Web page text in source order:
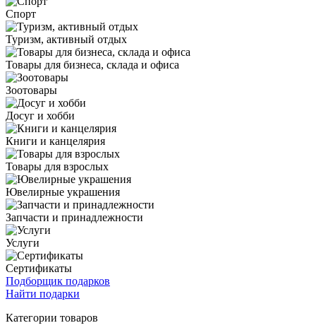
Спорт
Туризм, активный отдых
Товары для бизнеса, склада и офиса
Зоотовары
Досуг и хобби
Книги и канцелярия
Товары для взрослых
Ювелирные украшения
Запчасти и принадлежности
Услуги
Сертификаты
Подборщик подарков
Найти подарки
Категории товаров